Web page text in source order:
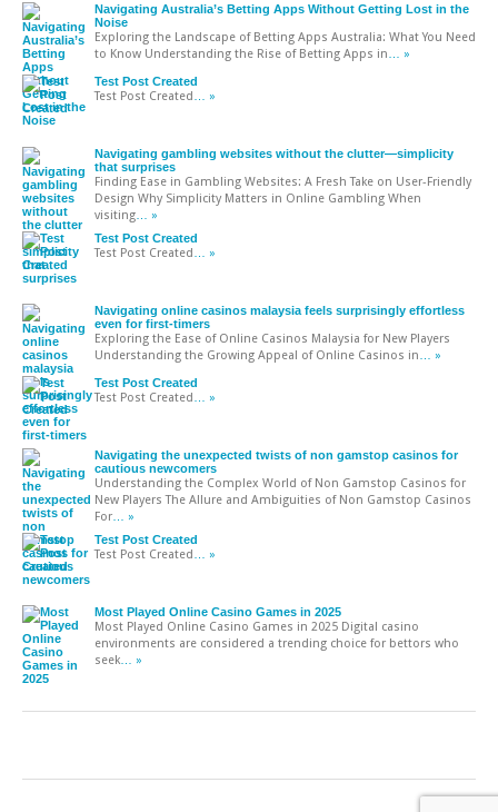
Navigating Australia’s Betting Apps Without Getting Lost in the
Noise
Exploring the Landscape of Betting Apps Australia: What You Need
to Know Understanding the Rise of Betting Apps in … »
Test Post Created
Test Post Created … »
Navigating gambling websites without the clutter—simplicity
that surprises
Finding Ease in Gambling Websites: A Fresh Take on User-Friendly
Design Why Simplicity Matters in Online Gambling When
visiting … »
Test Post Created
Test Post Created … »
Navigating online casinos malaysia feels surprisingly effortless
even for first-timers
Exploring the Ease of Online Casinos Malaysia for New Players
Understanding the Growing Appeal of Online Casinos in … »
Test Post Created
Test Post Created … »
Navigating the unexpected twists of non gamstop casinos for
cautious newcomers
Understanding the Complex World of Non Gamstop Casinos for
New Players The Allure and Ambiguities of Non Gamstop Casinos
For … »
Test Post Created
Test Post Created … »
Most Played Online Casino Games in 2025
Most Played Online Casino Games in 2025 Digital casino
environments are considered a trending choice for bettors who
seek … »